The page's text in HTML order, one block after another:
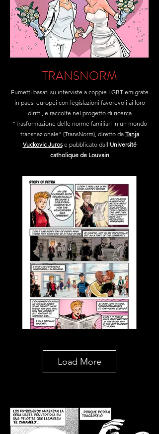
TRANSNORM
Fumetti basati su interviste a coppie LGBT emigrate
in paesi europei con legislazioni favorevoli ai loro
diritti, e raccolte nel progetto di ricerca
"Trasformazione delle norme familiari in un mondo
transnazionale" (TransNorm), diretto da Tanja
Vuckovic Juros e pubblicato dall'Université
catholique de Louvain
Load More